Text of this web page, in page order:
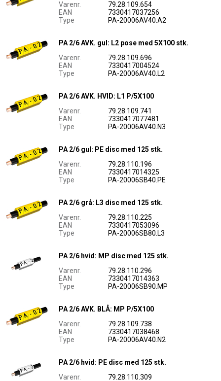
Varenr.
79.28.109.654
EAN
7330417037256
Type
PA-20006AV40.A2
PA 2/6 AVK. gul: L2 pose med 5X100 stk.
Varenr.
79.28.109.696
EAN
7330417004524
Type
PA-20006AV40.L2
PA 2/6 AVK. HVID: L1 P/5X100
Varenr.
79.28.109.741
EAN
7330417077481
Type
PA-20006AV40.N3
PA 2/6 gul: PE disc med 125 stk.
Varenr.
79.28.110.196
EAN
7330417014325
Type
PA-20006SB40.PE
PA 2/6 grå: L3 disc med 125 stk.
Varenr.
79.28.110.225
EAN
7330417053096
Type
PA-20006SB80.L3
PA 2/6 hvid: MP disc med 125 stk.
Varenr.
79.28.110.296
EAN
7330417014363
Type
PA-20006SB90.MP
PA 2/6 AVK. BLÅ: MP P/5X100
Varenr.
79.28.109.738
EAN
7330417038468
Type
PA-20006AV40.N2
PA 2/6 hvid: PE disc med 125 stk.
Varenr.
79.28.110.309